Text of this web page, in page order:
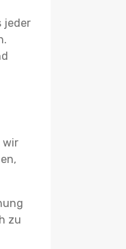
jeder
wir
zu